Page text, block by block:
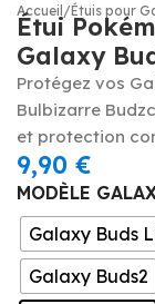
Accueil /Étuis pour
Étui
Galaxy
Protégez vos
Bulbizarre
et protection
9,90 €
MODÈLE
Galaxy Buds
Galaxy Buds2